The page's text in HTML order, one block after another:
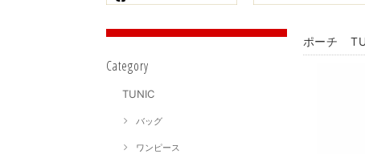
Category
TUNIC
バッグ
ワンピース
ポーチ